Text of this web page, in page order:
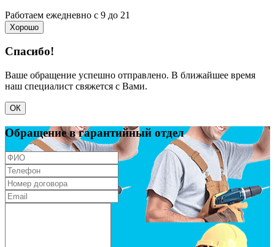
Работаем ежедневно с 9 до 21
Хорошо
Спасибо!
Ваше обращение успешно отправлено. В ближайшее время
наш специалист свяжется с Вами.
ОК
Обращение в гарантийный отдел